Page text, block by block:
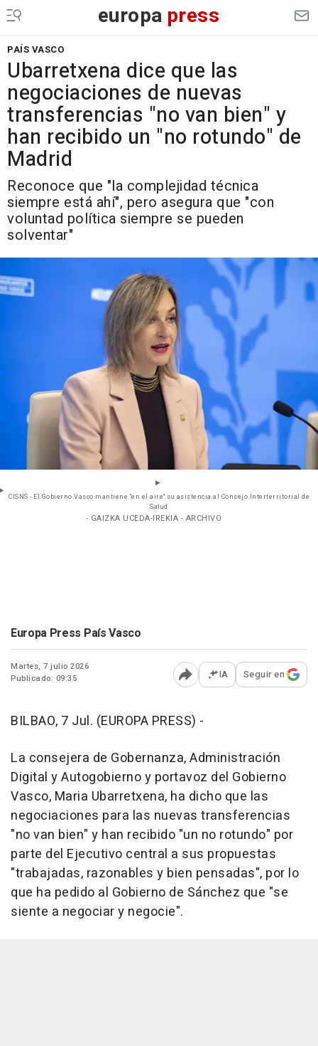
europa press
PAÍS VASCO
Ubarretxena dice que las
negociaciones de nuevas
transferencias "no van bien" y
han recibido un "no rotundo" de
Madrid
Reconoce que "la complejidad técnica
siempre está ahí", pero asegura que "con
voluntad política siempre se pueden
solventar"
CISNS.- El Gobierno Vasco mantiene "en el aire" su asistencia al Consejo Interterritorial de
Salud
- GAIZKA UCEDA-IREKIA - ARCHIVO
Europa Press País Vasco
Martes, 7 julio 2026
Publicado: 09:35
Abrir opciones para
IA Seguir en
BILBAO, 7 Jul. (EUROPA PRESS) -
La consejera de Gobernanza, Administración
Digital y Autogobierno y portavoz del Gobierno
Vasco, Maria Ubarretxena, ha dicho que las
negociaciones para las nuevas transferencias
"no van bien" y han recibido "un no rotundo" por
parte del Ejecutivo central a sus propuestas
"trabajadas, razonables y bien pensadas", por lo
que ha pedido al Gobierno de Sánchez que "se
siente a negociar y negocie".